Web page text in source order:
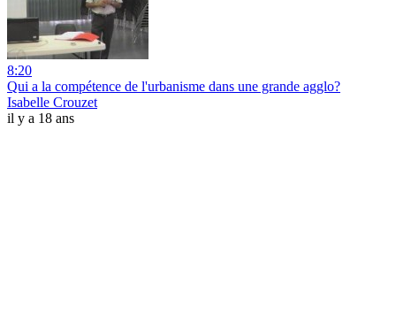
8:20
Qui a la compétence de l'urbanisme dans une grande agglo?
Isabelle Crouzet
il y a 18 ans